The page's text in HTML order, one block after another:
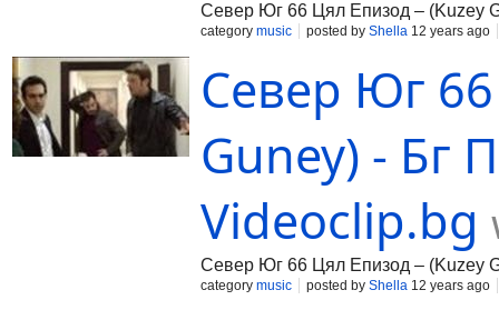
Север Юг 66 Цял Епизод – (Kuzey
category music posted by Shella 12 years ago
Север Юг
Guney) - Бг
Videoclip.bg
Север Юг 66 Цял Епизод – (Kuzey
category music posted by Shella 12 years ago